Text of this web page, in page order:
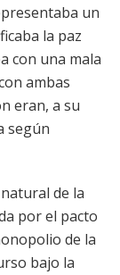
un
la paz
con una mala
ambas
eran, a su
según
de la
por el pacto
de la
bajo la